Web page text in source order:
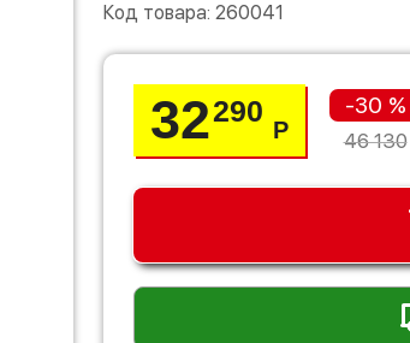
Код товара: 260041
32290
Р
-30 %
46 130